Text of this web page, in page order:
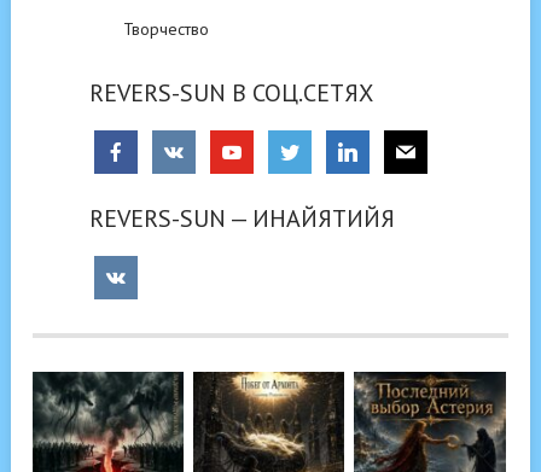
Творчество
REVERS-SUN В СОЦ.СЕТЯХ
REVERS-SUN — ИНАЙЯТИЙЯ